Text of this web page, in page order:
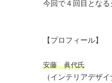
今回で４回目となる
【プロフィール】
安藤 眞代氏
（インテリアデザイ